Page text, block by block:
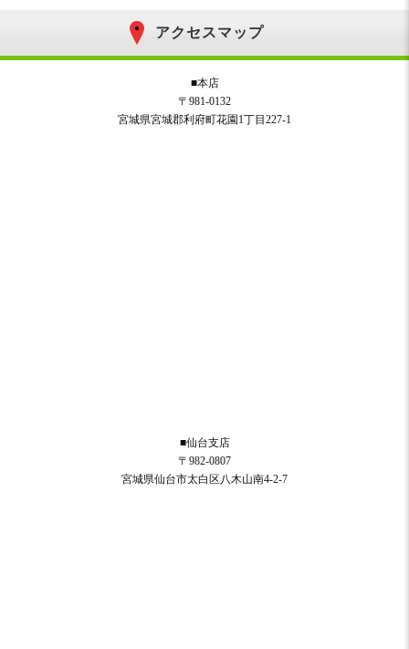
アクセスマップ
■本店
〒981-0132
宮城県宮城郡利府町花園1丁目227-1
■仙台支店
〒982-0807
宮城県仙台市太白区八木山南4-2-7